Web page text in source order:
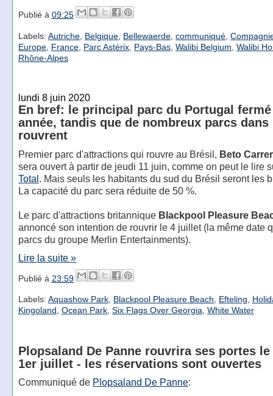
Publié à 09:25
Labels: Autriche, Belgique, Bellewaerde, communiqué,
Europe, France, Parc Astérix, Pays-Bas, Walibi Belgium Walibi
Rhône-Alpes
lundi 8 juin 2020
En bref: le principal parc du Portugal
année, tandis que de nombreux parcs dans
rouvrent
Premier parc d'attractions qui rouvre au Brésil, Beto
sera ouvert à partir de jeudi 11 juin, comme on peut le lire
Total. Mais seuls les habitants du sud du Brésil seront les
La capacité du parc sera réduite de 50 %.
Le parc d'attractions britannique Blackpool Pleasure
annoncé son intention de rouvrir le 4 juillet (la même date
parcs du groupe Merlin Entertainments).
Lire la suite »
Publié à 23:59
Labels: Aquashow Park, Blackpool Pleasure Beach Efteling
Kingoland Ocean Park, Six Flags Over Georgia White Water
Plopsaland De Panne rouvrira ses portes
1er juillet - les réservations sont ouvertes
Communiqué de Plopsaland De Panne: